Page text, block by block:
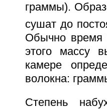
граммы).
сушат до
Обычно время
этого массу
камере
волокна:
Степень